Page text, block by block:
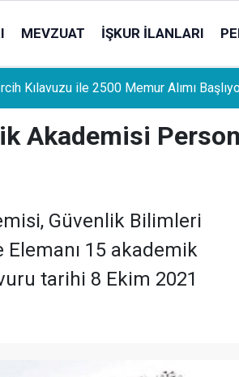
MEVZUAT İŞKUR İLANLARI
İçin Önemli Gelişme: Stopaj Oranları
Akademisi
Güvenlik Bilimleri
Elemanı 15 akademik
tarihi 8 Ekim 2021